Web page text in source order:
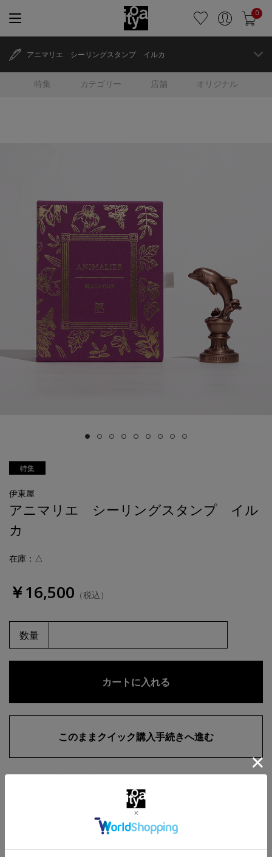
0
特集 カテゴリー 店舗 オリジナル
アニマリエ シーリングスタンプ イルカ
特集
伊東屋
アニマリエ シーリングスタンプ イル
カ
在庫：△
￥16,500 （税込）
数量
お気に入りに追加
返品・交換について